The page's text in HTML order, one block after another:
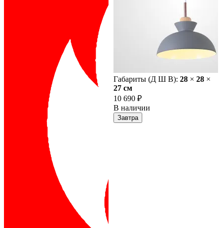
Габариты (Д Ш В): 28 × 28 ×
27 cм
10 690 ₽
В наличии
Завтра